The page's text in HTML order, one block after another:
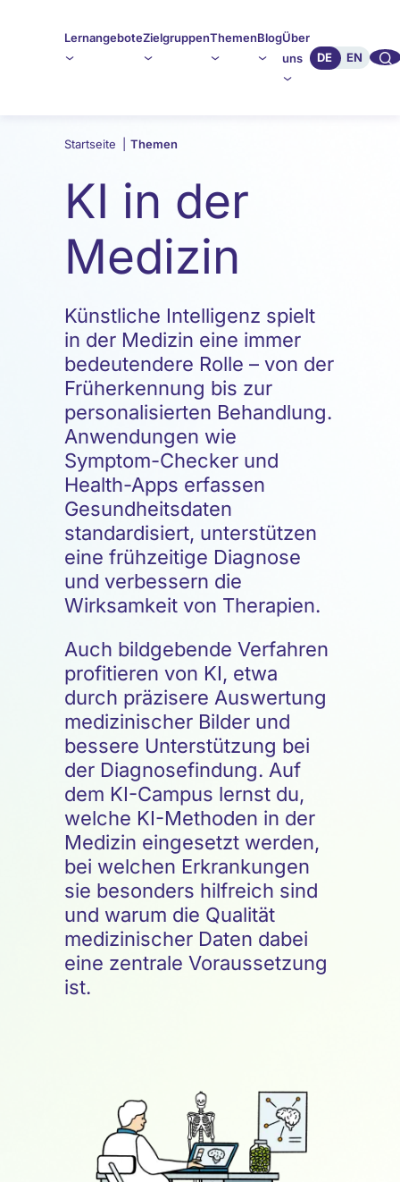
LernangeboteZielgruppenThemenBlogÜber
uns
DE EN 🔍︎︎
Startseite Themen
KI in der
Medizin
Künstliche Intelligenz spielt
in der Medizin eine immer
bedeutendere Rolle – von der
Früherkennung bis zur
personalisierten Behandlung.
Anwendungen wie
Symptom-Checker und
Health-Apps erfassen
Gesundheitsdaten
standardisiert, unterstützen
eine frühzeitige Diagnose
und verbessern die
Wirksamkeit von Therapien.
Auch bildgebende Verfahren
profitieren von KI, etwa
durch präzisere Auswertung
medizinischer Bilder und
bessere Unterstützung bei
der Diagnosefindung. Auf
dem KI-Campus lernst du,
welche KI-Methoden in der
Medizin eingesetzt werden,
bei welchen Erkrankungen
sie besonders hilfreich sind
und warum die Qualität
medizinischer Daten dabei
eine zentrale Voraussetzung
ist.